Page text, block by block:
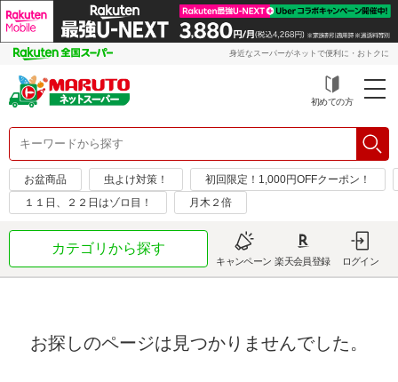
身近なスーパーがネットで便利に・おトクに
初めての方
お盆商品 虫よけ対策！
初回限定！1,000円OFFクーポン！
１１日、２２日はゾロ目！
月木２倍
カテゴリから探す
キャンペーン 楽天会員登録 ログイン
お探しのページは見つかりませんでした。